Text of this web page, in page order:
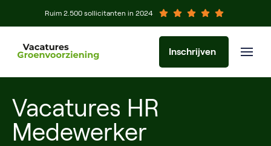
Ruim 2.500 sollicitanten in 2024
Inschrijven
Vacatures HR
Medewerker